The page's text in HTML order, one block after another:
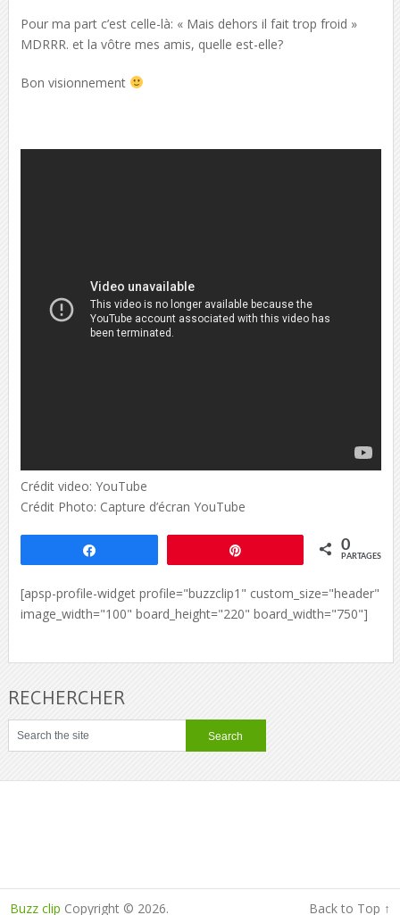
Pour ma part c’est celle-là: « Mais dehors il fait trop froid »
MDRRR. et la vôtre mes amis, quelle est-elle?
Bon visionnement
Crédit video: YouTube
Crédit Photo: Capture d’écran YouTube
0
PARTAGES
[apsp-profile-widget profile="buzzclip1" custom_size="header"
image_width="100" board_height="220" board_width="750"]
RECHERCHER
Buzz clip Copyright © 2026. Back to Top ↑